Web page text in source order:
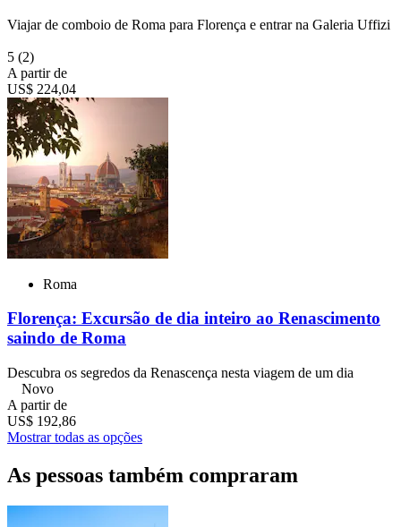
Viajar de comboio de Roma para Florença e entrar na Galeria Uffizi
5 (2)
A partir de
US$ 224,04
Roma
Florença: Excursão de dia inteiro ao Renascimento
saindo de Roma
Descubra os segredos da Renascença nesta viagem de um dia
Novo
A partir de
US$ 192,86
Mostrar todas as opções
As pessoas também compraram